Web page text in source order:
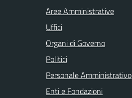
Aree Amministrative
Uffici
Organi di Governo
Politici
Personale Amministrativo
Enti e Fondazioni